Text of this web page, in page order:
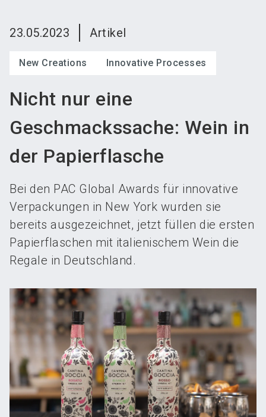
23.05.2023 Artikel
New Creations Innovative Processes
Nicht nur eine
Geschmackssache: Wein in
der Papierflasche
Bei den PAC Global Awards für innovative
Verpackungen in New York wurden sie
bereits ausgezeichnet, jetzt füllen die ersten
Papierflaschen mit italienischem Wein die
Regale in Deutschland.